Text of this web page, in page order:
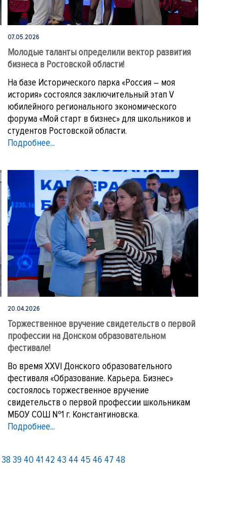
07.05.2026
Молодые таланты определили вектор развития
бизнеса в Ростовской области!
На базе Исторического парка «Россия – моя
история» состоялся заключительный этап V
юбилейного регионального экономического
форума «Мой старт в бизнес» для школьников и
студентов Ростовской области.
Подробнее...
20.04.2026
Торжественное вручение свидетельств о первой
профессии на Донском образовательном
фестивале!
Во время XXVI Донского образовательного
фестиваля «Образование. Карьера. Бизнес»
состоялось торжественное вручение
свидетельств о первой профессии школьникам
МБОУ СОШ №1 г. Константиновска.
Подробнее...
38 39 40 41 42 43 44 45 46 47 48